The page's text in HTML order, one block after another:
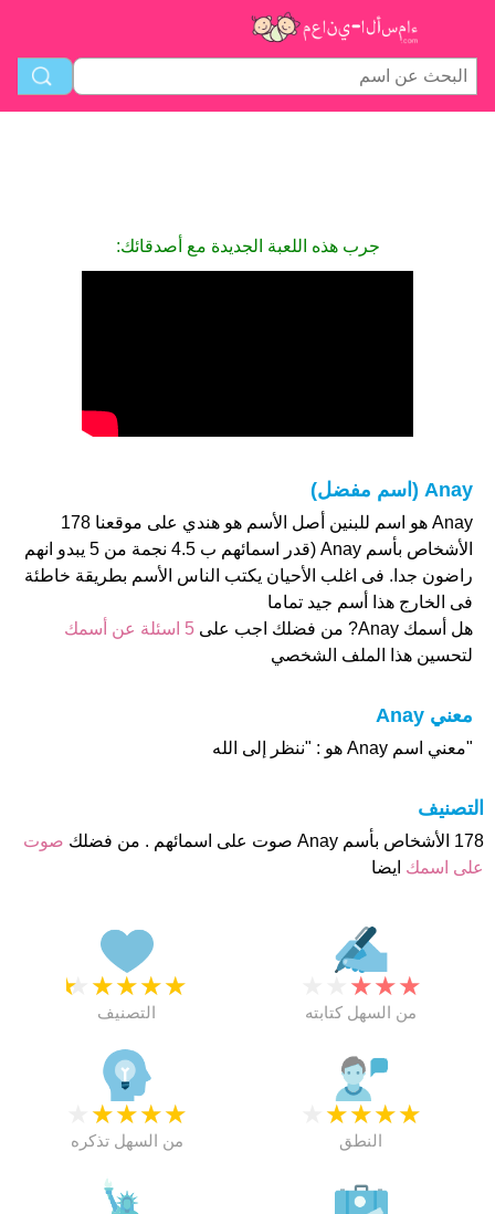
جرب هذه اللعبة الجديدة مع أصدقائك:
Anay (اسم مفضل)
Anay هو اسم للبنين أصل الأسم هو هندي على موقعنا 178
الأشخاص بأسم Anay (قدر اسمائهم ب 4.5 نجمة من 5 يبدو انهم
راضون جدا. فى اغلب الأحيان يكتب الناس الأسم بطريقة خاطئة
فى الخارج هذا أسم جيد تماما
هل أسمك Anay? من فضلك اجب على
5 اسئلة عن أسمك
لتحسين هذا الملف الشخصي
معني Anay
"معني اسم Anay هو : "ننظر إلى الله
التصنيف
178 الأشخاص بأسم Anay صوت على اسمائهم . من فضلك
صوت
على اسمك ايضا
★
★
★
★
★
التصنيف
★
★
★
من السهل كتابته
★
★
★
★
من السهل تذكره
★
★
★
★
النطق